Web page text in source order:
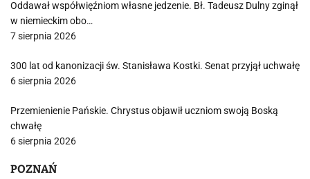
Oddawał współwięźniom własne jedzenie. Bł. Tadeusz Dulny zginął
w niemieckim obo…
7 sierpnia 2026
300 lat od kanonizacji św. Stanisława Kostki. Senat przyjął uchwałę
6 sierpnia 2026
Przemienienie Pańskie. Chrystus objawił uczniom swoją Boską
chwałę
6 sierpnia 2026
POZNAŃ